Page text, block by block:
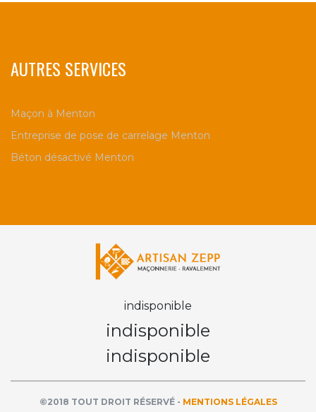
AUTRES SERVICES
Maçon à Menton
Entreprise de pose de carrelage Menton
Béton désactivé Menton
indisponible
indisponible
indisponible
©2018 TOUT DROIT RÉSERVÉ - MENTIONS LÉGALES